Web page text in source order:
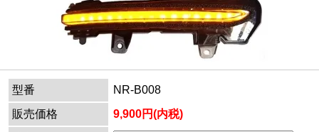
型番
NR-B008
販売価格
9,900円(内税)